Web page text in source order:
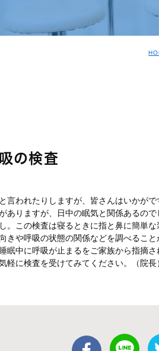
の検査
言われたりしますが、皆さんはいかが
ありますが、日中の眠気と関係あるの
。この検査は寝るときに指と鼻に簡単
きや呼吸の状態の関係などを調べるこ
眠中に呼吸が止まるをご家族から指摘
軽に検査を受けてみてください。（院長